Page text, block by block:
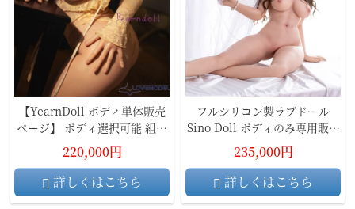
【YearnDoll ボディ単体販売
ページ】 ボディ選択可能 組み
合わせ自由 フルシリコン製ラ
ブドール
220,000円
詳しくはこちら
フルシリコン製ラブドール
Sino Doll ボディのみ専用販売
ページ 頭部無し
235,000円
詳しくはこちら